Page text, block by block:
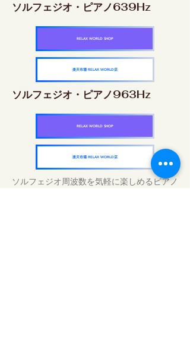
ソルフェジオ・ピアノ639Hz
RELAX WORLD SHOP
楽天市場 RELAX WORLD店
ソルフェジオ・ピアノ963Hz
RELAX WORLD SHOP
楽天市場 RELAX WORLD店
ソルフェジオ周波数を気軽に楽しめるピアノ